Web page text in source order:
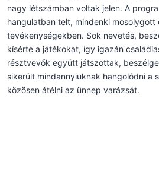
nagy létszámban voltak jelen. A
hangulatban telt, mindenki
tevékenységekben. Sok nevetés,
kísérte a játékokat, így igazán
résztvevők együtt játszottak,
sikerült mindannyiuknak hangolódni a
közösen átélni az ünnep varázsát.